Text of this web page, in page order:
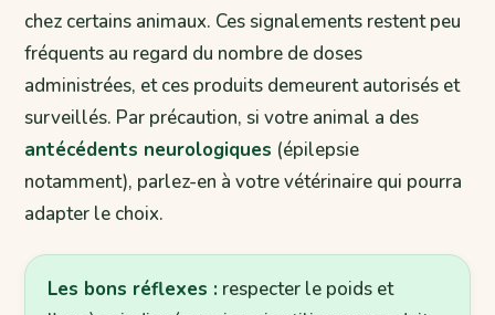
chez certains animaux. Ces signalements restent peu
fréquents au regard du nombre de doses
administrées, et ces produits demeurent autorisés et
surveillés. Par précaution, si votre animal a des
antécédents neurologiques (épilepsie
notamment), parlez-en à votre vétérinaire qui pourra
adapter le choix.
Les bons réflexes : respecter le poids et